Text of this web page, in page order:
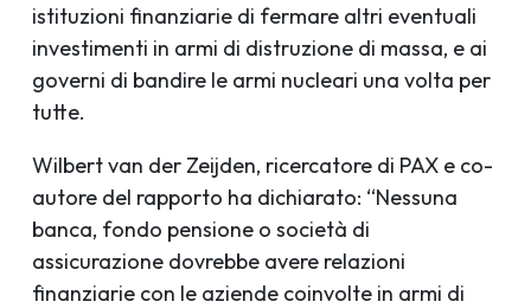
istituzioni finanziarie di fermare altri eventuali
investimenti in armi di distruzione di massa, e ai
governi di bandire le armi nucleari una volta per
tutte.
Wilbert van der Zeijden, ricercatore di PAX e co-
autore del rapporto ha dichiarato: “Nessuna
banca, fondo pensione o società di
assicurazione dovrebbe avere relazioni
finanziarie con le aziende coinvolte in armi di